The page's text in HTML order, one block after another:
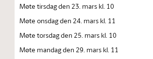
Møte tirsdag den 23. mars kl. 10
Møte onsdag den 24. mars kl. 11
Møte torsdag den 25. mars kl. 10
Møte mandag den 29. mars kl. 11